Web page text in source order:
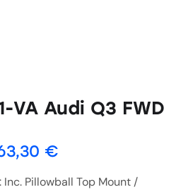
VA Audi Q3 FWD
€
Pillowball Top Mount /